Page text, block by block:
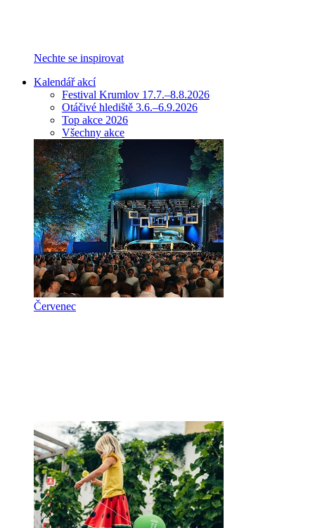
Nechte se inspirovat
Kalendář akcí
Festival Krumlov 17.7.–8.8.2026
Otáčivé hlediště 3.6.–6.9.2026
Top akce 2026
Všechny akce
Červenec